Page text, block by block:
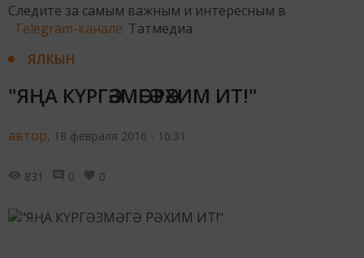
Следите за самым важным и интересным в
Telegram-канале Татмедиа
ЯЛКЫН
"ЯҢА КҮРГӘЗМӘГӘ РӘХИМ ИТ!"
автор, 18 февраля 2016 - 16:31
831 0 0